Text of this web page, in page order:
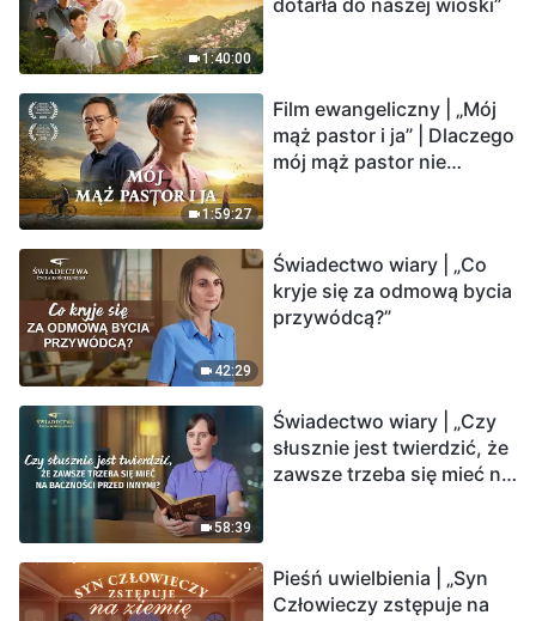
1:40:00
1:59:27
Film ewangeliczny | „Mój
mąż pastor i ja” | Dlaczego
mój mąż pastor nie
42:29
Świadectwo wiary | „Co
kryje się za odmową bycia
przywódcą?”
58:39
Świadectwo wiary | „Czy
słusznie jest twierdzić, że
zawsze trzeba się mieć na
Pieśń uwielbienia | „Syn
Człowieczy zstępuje na